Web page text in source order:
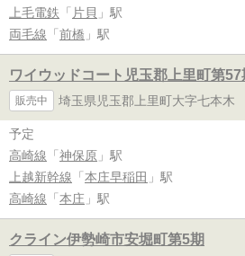
上毛電鉄 「 片貝 」駅
両毛線 「 前橋 」駅
ワイウッドコート児玉郡上里町第57
販売中 埼玉県児玉郡上里町大字七本木
予定
高崎線 「 神保原 」駅
上越新幹線 「 本庄早稲田 」駅
高崎線 「 本庄 」駅
クライン伊勢崎市安堀町第5期